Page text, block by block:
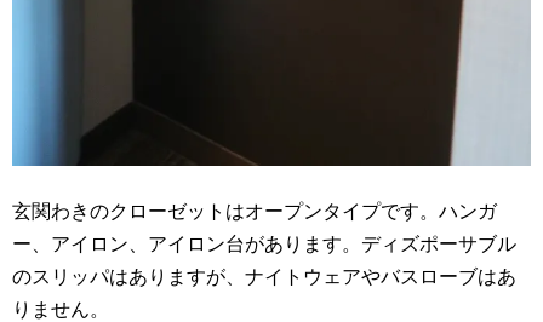
玄関わきのクローゼットはオープンタイプです。ハンガ
ー、アイロン、アイロン台があります。ディズポーサブル
のスリッパはありますが、ナイトウェアやバスローブはあ
りません。